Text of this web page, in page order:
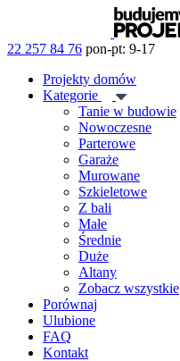
22 257 84 76 pon-pt: 9-17
Projekty domów
Kategorie
Tanie w budowie
Nowoczesne
Parterowe
Garaże
Murowane
Szkieletowe
Z bali
Małe
Średnie
Duże
Altany
Zobacz wszystkie
Porównaj
Ulubione
FAQ
Kontakt